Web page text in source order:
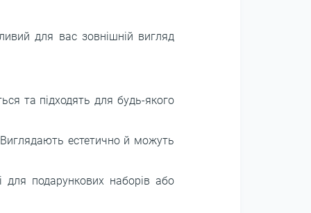
для вас зовнішній вигляд
та підходять для будь-якого
естетично й можуть
для подарункових наборів або